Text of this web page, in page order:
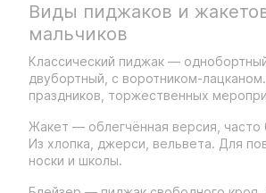
Виды пиджаков и
мальчиков
Классический пиджак —
двубортный, с воротником-
праздников, торжественных
Жакет — облегчённая версия, часто
Из хлопка, джерси, вельвета. Для
носки и школы.